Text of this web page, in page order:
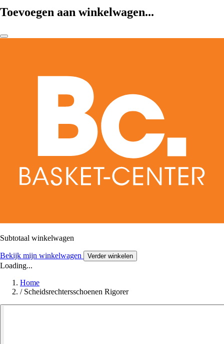
Toevoegen aan winkelwagen...
Subtotaal winkelwagen
Bekijk mijn winkelwagen Verder winkelen
Loading...
Home
/ Scheidsrechtersschoenen Rigorer